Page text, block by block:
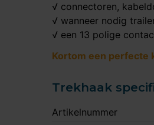
√ connectoren,
√ wanneer nodig
√ een 13 polige
Kortom een perfecte
Trekhaak
Artikelnummer